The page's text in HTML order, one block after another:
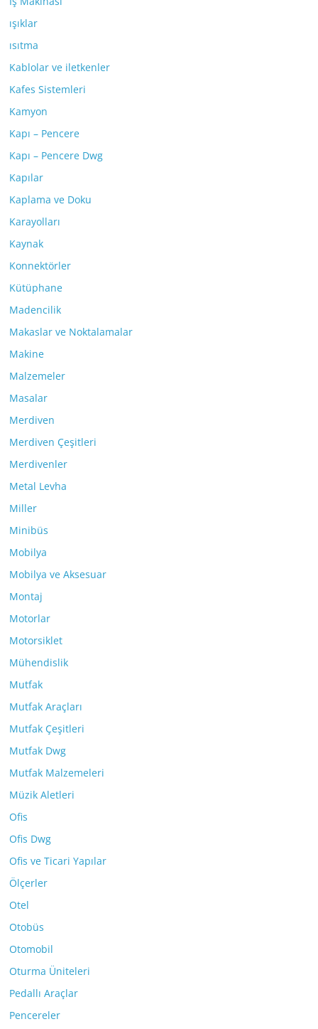
ışıklar
ısıtma
Kablolar ve iletkenler
Kafes Sistemleri
Kamyon
Kapı – Pencere
Kapı – Pencere Dwg
Kapılar
Kaplama ve Doku
Karayolları
Kaynak
Konnektörler
Kütüphane
Madencilik
Makaslar ve Noktalamalar
Makine
Malzemeler
Masalar
Merdiven
Merdiven Çeşitleri
Merdivenler
Metal Levha
Miller
Minibüs
Mobilya
Mobilya ve Aksesuar
Montaj
Motorlar
Motorsiklet
Mühendislik
Mutfak
Mutfak Araçları
Mutfak Çeşitleri
Mutfak Dwg
Mutfak Malzemeleri
Müzik Aletleri
Ofis
Ofis Dwg
Ofis ve Ticari Yapılar
Ölçerler
Otel
Otobüs
Otomobil
Oturma Üniteleri
Pedallı Araçlar
Pencereler